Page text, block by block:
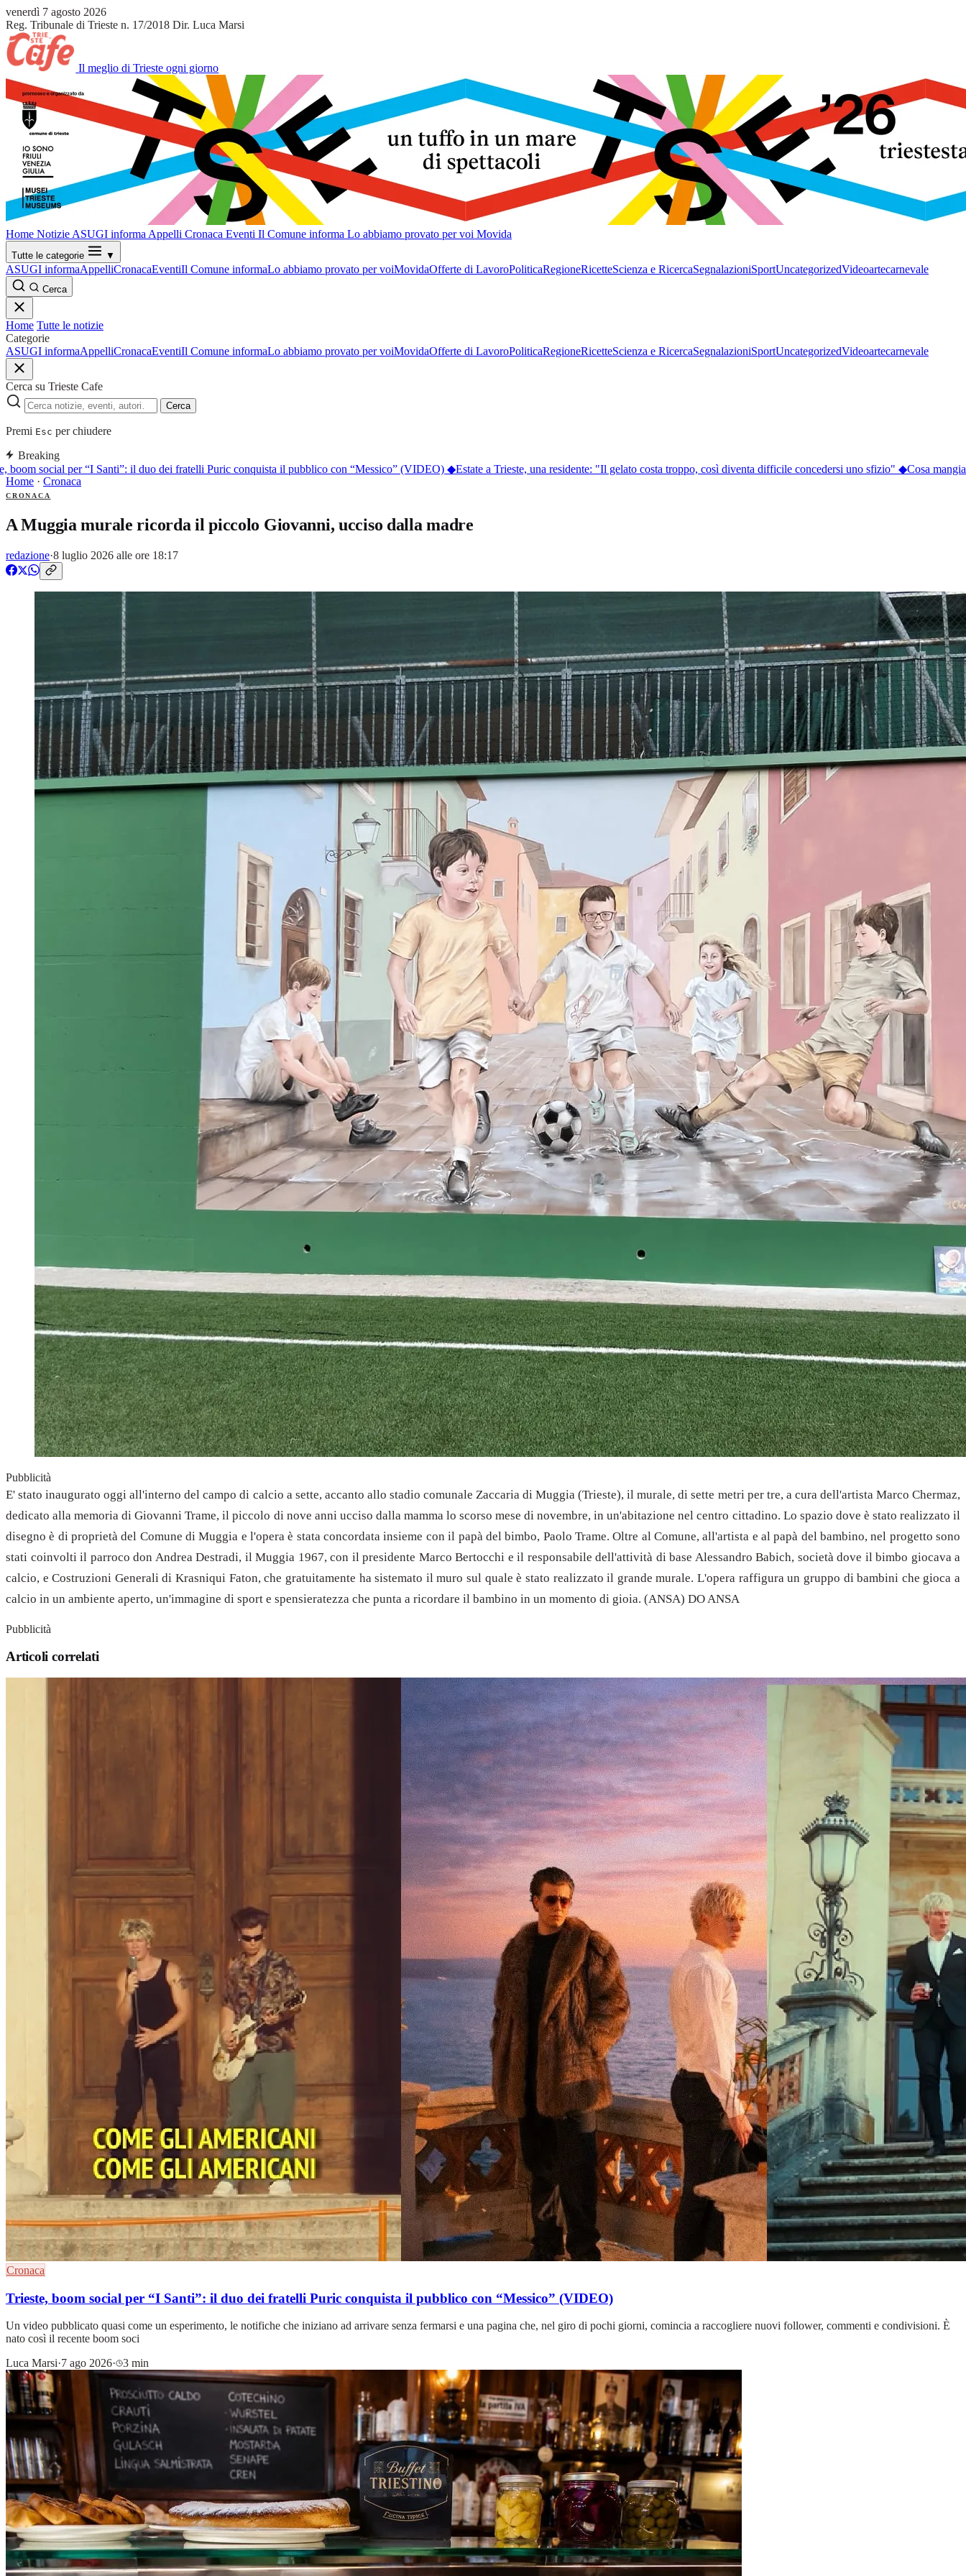
venerdì 7 agosto 2026
Reg. Tribunale di Trieste n. 17/2018 Dir. Luca Marsi
Il meglio di Trieste ogni giorno
Home Notizie ASUGI informa Appelli Cronaca Eventi Il Comune informa Lo abbiamo provato per voi Movida
Tutte le categorie ▼
ASUGI informaAppelliCronacaEventiIl Comune informaLo abbiamo provato per voiMovidaOfferte di LavoroPoliticaRegioneRicetteScienza e RicercaSegnalazioniSportUncategorizedVideoartecarnevale
Cerca
Home Tutte le notizie
Categorie
ASUGI informaAppelliCronacaEventiIl Comune informaLo abbiamo provato per voiMovidaOfferte di LavoroPoliticaRegioneRicetteScienza e RicercaSegnalazioniSportUncategorizedVideoartecarnevale
Cerca su Trieste Cafe
Cerca
Premi Esc per chiudere
Breaking
social per “I Santi”: il duo dei fratelli Puric conquista il pubblico con “Messico” (VIDEO)◆Estate a Trieste, una residente: "Il gelato costa troppo, così diventa difficile concedersi uno sfizio"◆Cosa
Home · Cronaca
CRONACA
A Muggia murale ricorda il piccolo Giovanni, ucciso dalla madre
redazione·8 luglio 2026 alle ore 18:17
Pubblicità
E' stato inaugurato oggi all'interno del campo di calcio a sette, accanto allo stadio comunale Zaccaria di Muggia (Trieste), il murale, di sette metri per tre, a cura dell'artista Marco Chermaz,
dedicato alla memoria di Giovanni Trame, il piccolo di nove anni ucciso dalla mamma lo scorso mese di novembre, in un'abitazione nel centro cittadino. Lo spazio dove è stato realizzato il
disegno è di proprietà del Comune di Muggia e l'opera è stata concordata insieme con il papà del bimbo, Paolo Trame. Oltre al Comune, all'artista e al papà del bambino, nel progetto sono
stati coinvolti il parroco don Andrea Destradi, il Muggia 1967, con il presidente Marco Bertocchi e il responsabile dell'attività di base Alessandro Babich, società dove il bimbo giocava a
calcio, e Costruzioni Generali di Krasniqui Faton, che gratuitamente ha sistemato il muro sul quale è stato realizzato il grande murale. L'opera raffigura un gruppo di bambini che gioca a
calcio in un ambiente aperto, un'immagine di sport e spensieratezza che punta a ricordare il bambino in un momento di gioia. (ANSA) DO ANSA
Pubblicità
Articoli correlati
Cronaca
Trieste, boom social per “I Santi”: il duo dei fratelli Puric conquista il pubblico con “Messico” (VIDEO)
Un video pubblicato quasi come un esperimento, le notifiche che iniziano ad arrivare senza fermarsi e una pagina che, nel giro di pochi giorni, comincia a raccogliere nuovi follower, commenti e condivisioni. È
nato così il recente boom soci
Luca Marsi·7 ago 2026· 3 min